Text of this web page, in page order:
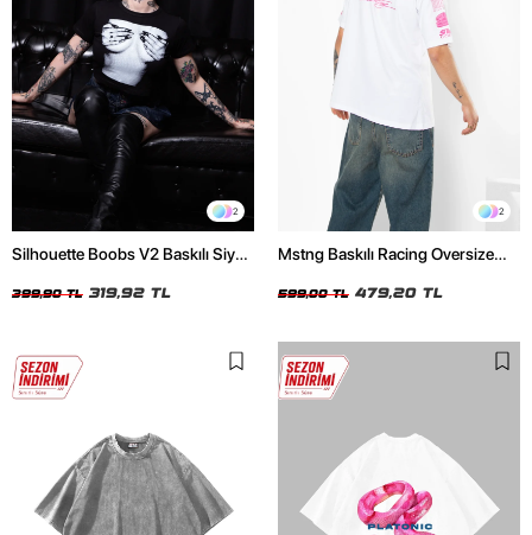
2
Silhouette Boobs V2 Baskılı Siyah
399,90 TL 319,92 TL
2
Mstng Baskılı Racing Oversize
599,00 TL 479,20 TL